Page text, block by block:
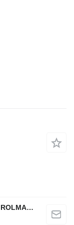
Przedsiębiorstwo Produkcyjno-Handlowe ROLMAPOL Marcin Dziekan